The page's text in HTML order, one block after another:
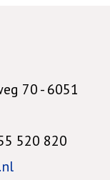
70 - 6051
520 820